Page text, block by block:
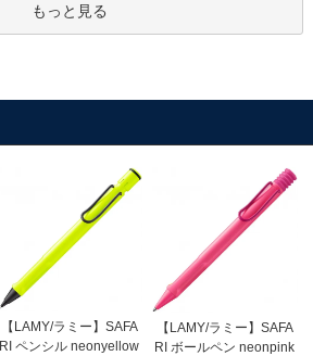
もっと見る
【LAMY/ラミー】SAFA
RI ペンシル neonyellow
【LAMY/ラミー】SAFA
RI ボールペン neonpink